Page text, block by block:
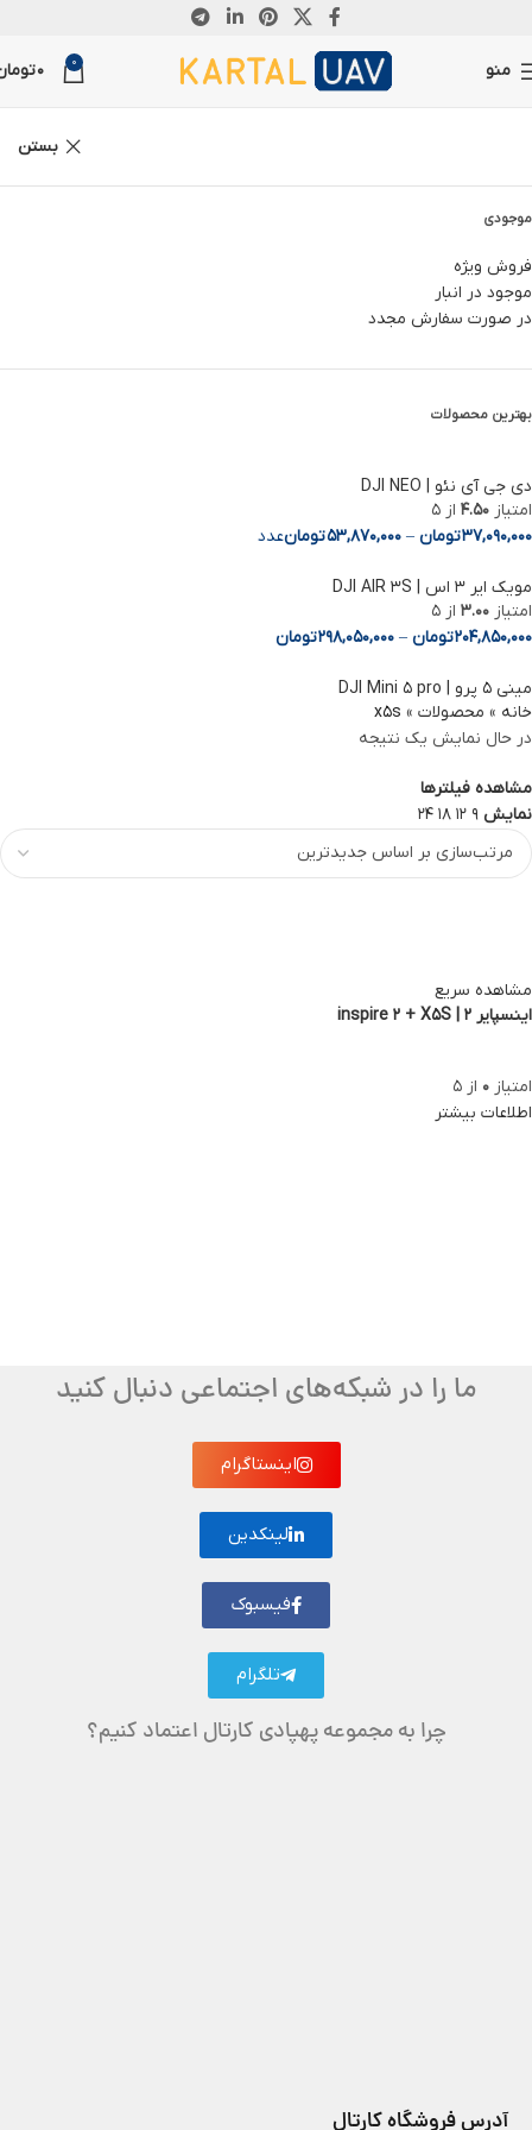
منو 0
0
بستن
موجودی
فروش ویژه
موجود در انبار
در صورت سفارش مجدد
بهترین محصولات
دی جی آی نئو | DJI NEO
امتیاز 4.50 از 5
37,090,000تومان –
53,870,000تومانعدد
مویک ایر 3 اس | DJI AIR 3S
امتیاز 3.00 از 5
204,850,000تومان –
298,050,000تومان
مینی ۵ پرو | DJI Mini ۵ pro
خانه » محصولات »
x5s
در حال نمایش یک نتیجه
مشاهده فیلترها
نمایش 9
12
18
24
مشاهده سریع
اینسپایر 2 | inspire 2 + X5S
امتیاز 0 از 5
اطلاعات بیشتر
ما را در شبکه‌های اجتماعی دنبال کنید
اینستاگرام
لینکدین
فیسبوک
تلگرام
چرا به مجموعه پهپادی کارتال اعتماد کنیم؟
آدرس فروشگاه کارتال